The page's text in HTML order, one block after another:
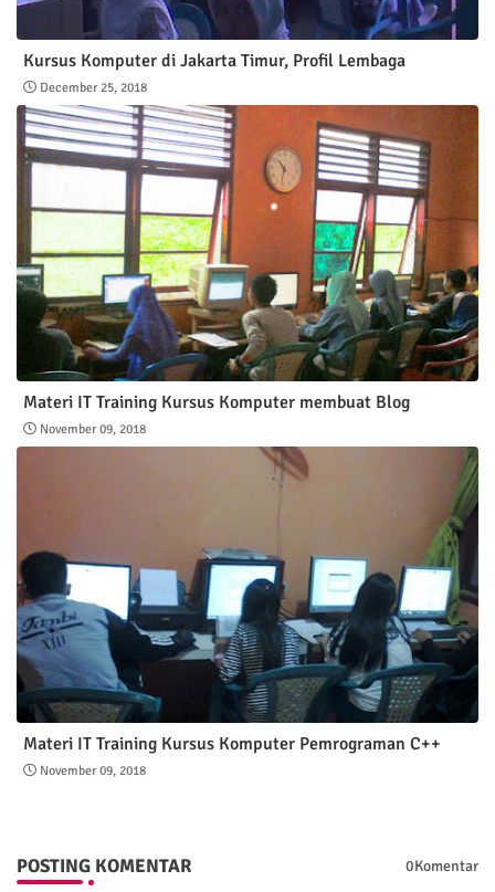
Kursus Komputer di Jakarta Timur, Profil Lembaga
December 25, 2018
Materi IT Training Kursus Komputer membuat Blog
November 09, 2018
Materi IT Training Kursus Komputer Pemrograman C++
November 09, 2018
POSTING KOMENTAR 0Komentar